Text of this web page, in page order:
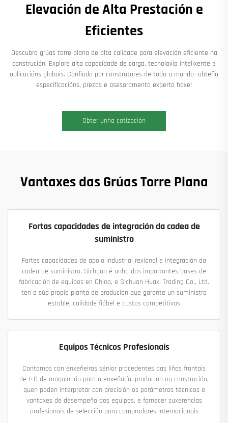
Elevación de Alta Prestación e
Eficientes
Descubra grúas torre plana de alta calidade para elevación eficiente na
construción. Explore alta capacidade de carga, tecnoloxía intelixente e
aplicacións globais. Confiado por construtores de todo o mundo—obteña
especificacións, prezos e asesoramento experto hoxe!
Obter unha cotización
Vantaxes das Grúas Torre Plana
Fortas capacidades de integración da cadea de
suministro
Fortes capacidades de apoio industrial rexional e integración da
cadea de suministro. Sichuan é unha das importantes bases de
fabricación de equipos en China, e Sichuan Huaxi Trading Co., Ltd.
ten a súa propia planta de produción que garante un suministro
estable, calidade fiábel e custos competitivos
Equipos Técnicos Profesionais
Contamos con enxeñeiros sénior procedentes das liñas frontais
de I+D de maquinaria para a enxeñaría, produción ou construción,
quen poden interpretar con precisión os parámetros técnicos e
vantaxes de desempeño dos equipos, e fornecer suxerencias
profesionais de selección para compradores internacionais